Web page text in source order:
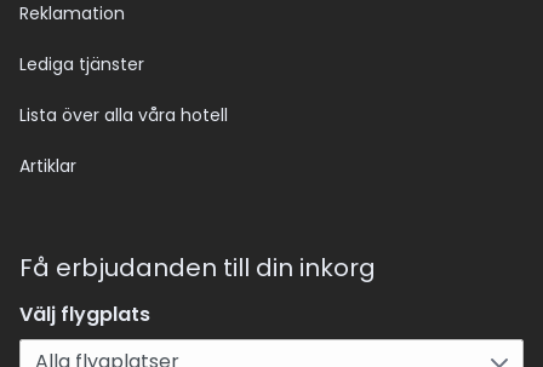
Reklamation
Lediga tjänster
Lista över alla våra hotell
Artiklar
Få erbjudanden till din inkorg
Välj flygplats